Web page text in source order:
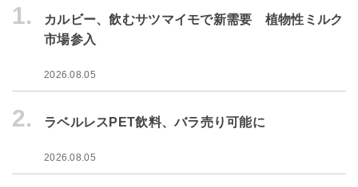
1.
カルビー、飲むサツマイモで新需要 植物性ミルク
市場参入
2026.08.05
2. ラベルレスPET飲料、バラ売り可能に
2026.08.05